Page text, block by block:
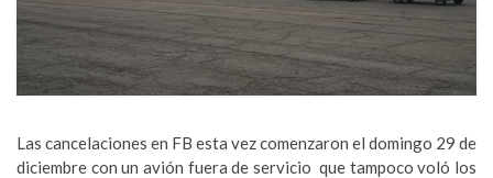
Las cancelaciones en FB esta vez comenzaron el domingo 29 de
diciembre con un avión fuera de servicio que tampoco voló los